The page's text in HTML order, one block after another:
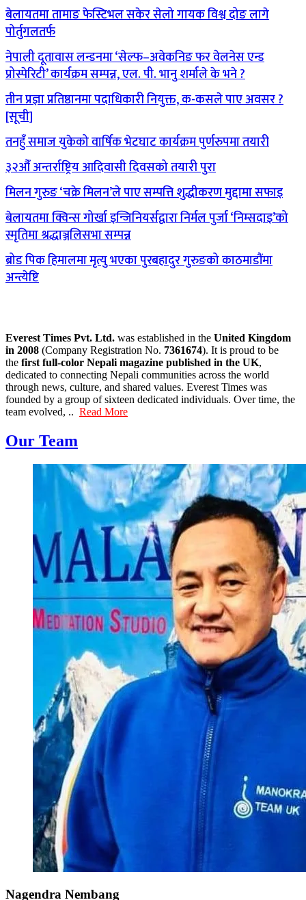
बेलायतमा तामाङ फेस्टिभल सकेर सेलो गायक विश्व दोङ लागे
पोर्तुगलतर्फ
नेपाली दूतावास लन्डनमा ‘सेल्फ–अवेकनिङ फर वेलनेस एन्ड
प्रोस्पेरिटी’ कार्यक्रम सम्पन्न, एल. पी. भानु शर्माले के भने ?
तीन प्रज्ञा प्रतिष्ठानमा पदाधिकारी नियुक्त, क-कसले पाए अवसर ?
[सूची]
तनहुँ समाज युकेको वार्षिक भेटघाट कार्यक्रम पुर्णरुपमा तयारी
३२औँ अन्तर्राष्ट्रिय आदिवासी दिवसको तयारी पुरा
मिलन गुरुङ ‘चक्रे मिलन’ले पाए सम्पत्ति शुद्धीकरण मुद्दामा सफाइ
बेलायतमा क्विन्स गोर्खा इन्जिनियर्सद्वारा निर्मल पुर्जा ‘निम्सदाइ’को
स्मृतिमा श्रद्धाञ्जलिसभा सम्पन्न
ब्रोड पिक हिमालमा मृत्यु भएका पुरबहादुर गुरुङको काठमाडौंमा
अन्त्येष्टि
Everest Times Pvt. Ltd. was established in the United Kingdom
in 2008 (Company Registration No. 7361674). It is proud to be
the first full-color Nepali magazine published in the UK,
dedicated to connecting Nepali communities across the world
through news, culture, and shared values. Everest Times was
founded by a group of sixteen dedicated individuals. Over time, the
team evolved, .. Read More
Our Team
Nagendra Nembang